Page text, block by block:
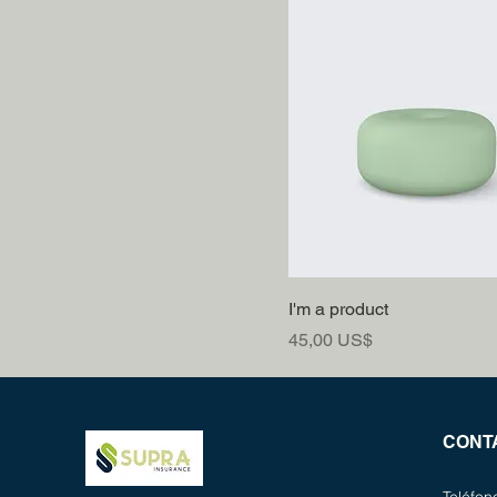
I'm a product
Precio
45,00 US$